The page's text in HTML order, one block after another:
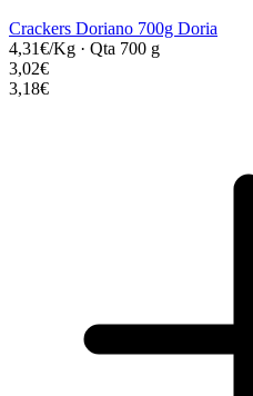
Crackers Doriano 700g Doria
4,31€/Kg · Qta 700 g
3,02€
3,18€